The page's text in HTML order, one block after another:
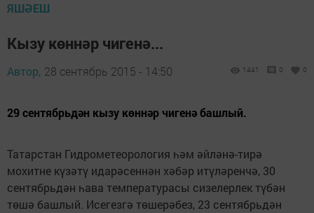
ЯШӘЕШ
Кызу көннәр чигенә...
Автор, 28 сентябрь 2015 - 14:50 1441 0 0
29 сентябрьдән кызу көннәр чигенә башлый.
Татарстан Гидрометеорология һәм әйләнә-тирә
мохитне күзәтү идарәсеннән хәбәр итүләренчә, 30
сентябрьдән һава температурасы сизелерлек түбән
төшә башлый. Исегезгә төшерәбез, 23 сентябрьдән